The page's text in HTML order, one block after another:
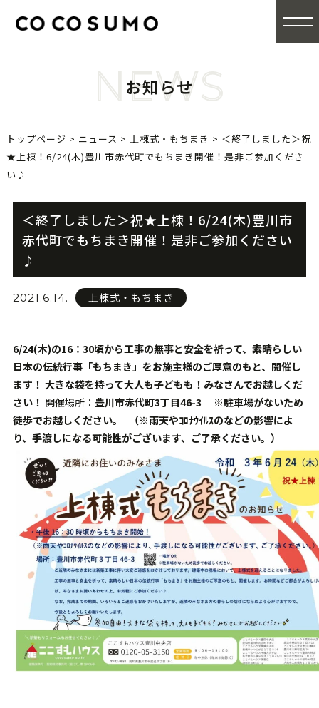
NEWS
お知らせ
トップページ > ニュース > 上棟式・もちまき > ＜終了しました＞祝
★上棟！6/24(木)豊川市赤代町でもちまき開催！是非ご参加くださ
い♪
＜終了しました＞祝★上棟！6/24(木)豊川市
赤代町でもちまき開催！是非ご参加ください
♪
2021.6.14. 上棟式・もちまき
6/24(木)の16：30頃から工事の無事と安全を祈って、素晴らしい
日本の伝統行事「もちまき」をお施主様のご厚意のもと、開催し
ます！ 大きな袋を持って大人も子どもも！みなさんでお越しくだ
さい！ 開催場所： 豊川市赤代町3丁目46-3
※駐車場がないため
徒歩でお越しください。
（※雨天やｺﾛﾅｳｲﾙｽのなどの影響によ
り、手渡しになる可能性がございます、ご了承ください。）